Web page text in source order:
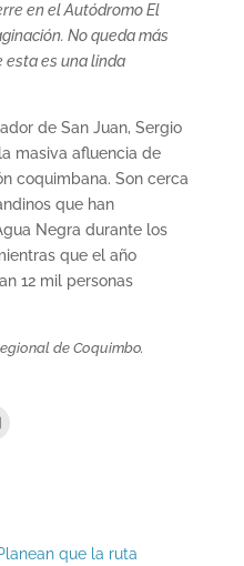
en el Autódromo El
No queda más
esta es una linda
de San Juan, Sergio
masiva afluencia de
coquimbana. Son cerca
que han
Negra durante los
que el año
12 mil personas
de Coquimbo.
que la ruta